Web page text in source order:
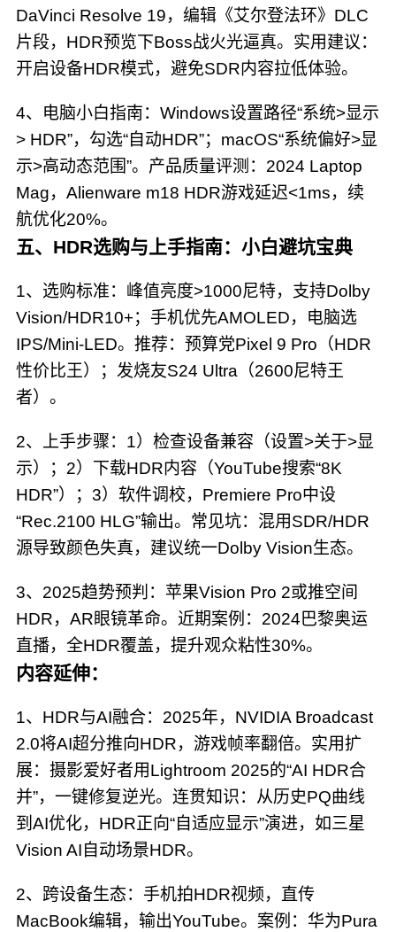
DaVinci Resolve 19，编辑《艾尔登法环》DLC
片段，HDR预览下Boss战火光逼真。实用建议：
开启设备HDR模式，避免SDR内容拉低体验。
4、电脑小白指南：Windows设置路径“系统>显示
> HDR”，勾选“自动HDR”；macOS“系统偏好>显
示>高动态范围”。产品质量评测：2024 Laptop
Mag，Alienware m18 HDR游戏延迟<1ms，续
航优化20%。
五、HDR选购与上手指南：小白避坑宝典
1、选购标准：峰值亮度>1000尼特，支持Dolby
Vision/HDR10+；手机优先AMOLED，电脑选
IPS/Mini-LED。推荐：预算党Pixel 9 Pro（HDR
性价比王）；发烧友S24 Ultra（2600尼特王
者）。
2、上手步骤：1）检查设备兼容（设置>关于>显
示）；2）下载HDR内容（YouTube搜索“8K
HDR”）；3）软件调校，Premiere Pro中设
“Rec.2100 HLG”输出。常见坑：混用SDR/HDR
源导致颜色失真，建议统一Dolby Vision生态。
3、2025趋势预判：苹果Vision Pro 2或推空间
HDR，AR眼镜革命。近期案例：2024巴黎奥运
直播，全HDR覆盖，提升观众粘性30%。
内容延伸：
1、HDR与AI融合：2025年，NVIDIA Broadcast
2.0将AI超分推向HDR，游戏帧率翻倍。实用扩
展：摄影爱好者用Lightroom 2025的“AI HDR合
并”，一键修复逆光。连贯知识：从历史PQ曲线
到AI优化，HDR正向“自适应显示”演进，如三星
Vision AI自动场景HDR。
2、跨设备生态：手机拍HDR视频，直传
MacBook编辑，输出YouTube。案例：华为Pura